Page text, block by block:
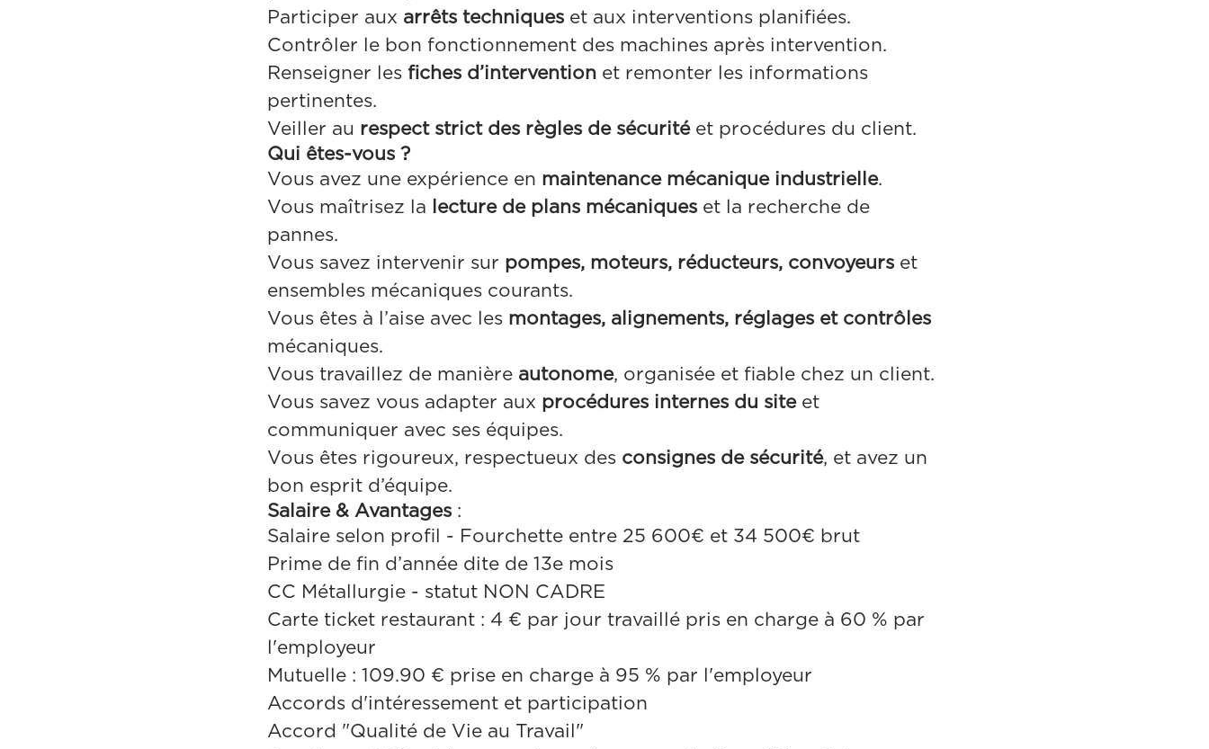
Participer aux arrêts techniques et aux interventions planifiées.
Contrôler le bon fonctionnement des machines après intervention.
Renseigner les fiches d’intervention et remonter les informations
pertinentes.
Veiller au respect strict des règles de sécuritéet procédures du client.
Qui êtes-vous ?
Vous avez une expérience en maintenance mécanique industrielle.
Vous maîtrisez la
lecture de plans mécaniques et la recherche de
pannes.
Vous savez intervenir sur pompes, moteurs, réducteurs, convoyeurs et
ensembles mécaniques courants.
Vous êtes à l’aise avec les montages, alignements, réglages et contrôles
mécaniques.
Vous travaillez de manière autonome, organisée et fiable chez un client.
Vous savez vous adapter aux procédures internes du siteet
communiquer avec ses équipes.
Vous êtes rigoureux, respectueux des consignes de sécurité, et avez un
bon esprit d’équipe.
Salaire & Avantages :
Salaire selon profil - Fourchette entre 25 600€ et 34 500€ brut
Prime de fin d’année dite de 13e mois
CC Métallurgie - statut NON CADRE
Carte ticket restaurant : 4 € par jour travaillé pris en charge à 60 % par
l'employeur
Mutuelle : 109.90 € prise en charge à 95 % par l'employeur
Accords d'intéressement et participation
Accord "Qualité de Vie au Travail"